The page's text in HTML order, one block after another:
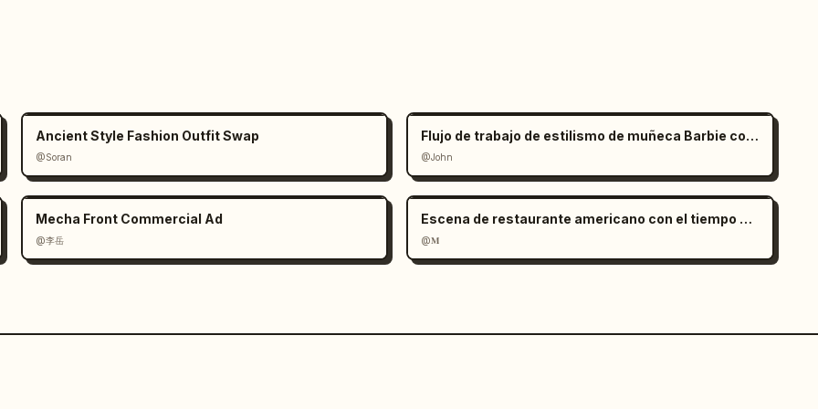
alto rango dinámico, profundidad de
de guion gráfico de 9 paneles con
preservada en cada
debe permanecer consistente durante
proporciones corporales,
y apariencia general. Mantenga la
la humedad, la densidad de la
en las pestañas empapadas y la
Ancient Style Fashion Outfit Swap
@Soran
Flujo de trabajo de estilismo de muñeca Barbie con manos gigantes
@John
Mecha Front Commercial Ad
@李岳
Escena de restaurante americano con el tiempo congelado
@𝐌